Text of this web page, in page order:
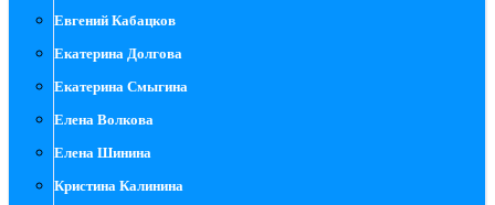
Евгений Кабацков
Екатерина Долгова
Екатерина Смыгина
Елена Волкова
Елена Шинина
Кристина Калинина